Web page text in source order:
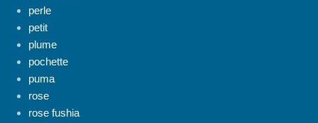
perle
petit
plume
pochette
puma
rose
rose fushia